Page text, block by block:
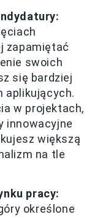
zapamiętać
swoich
się bardziej
aplikujących.
w projektach,
innowacyjne
większą
na tle
pracy:
określone